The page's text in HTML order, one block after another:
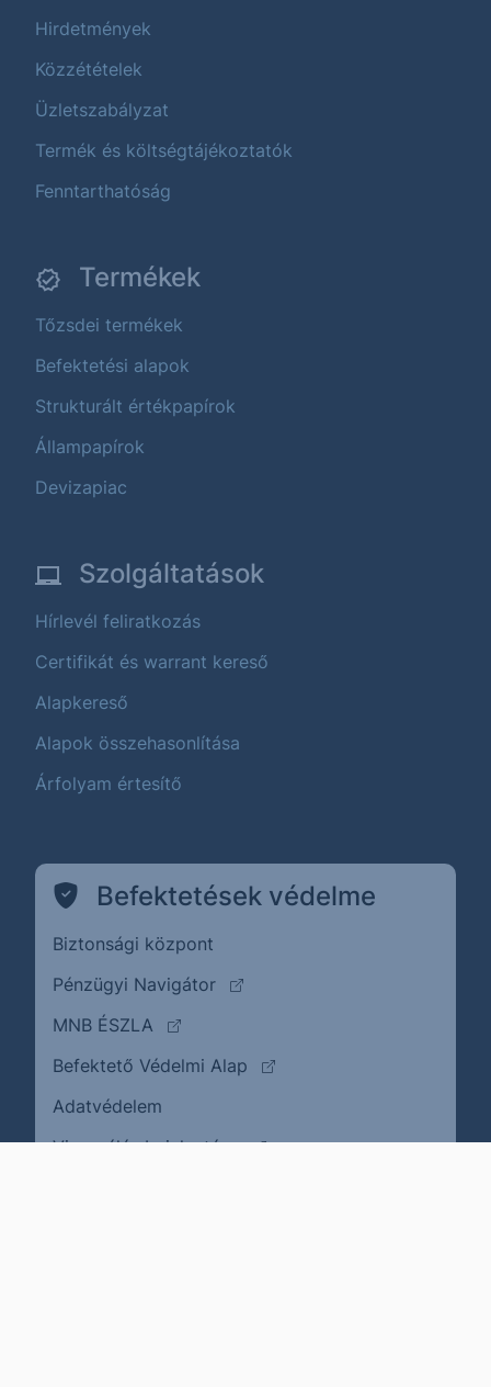
Hirdetmények
Közzétételek
Üzletszabályzat
Termék és költségtájékoztatók
Fenntarthatóság
Termékek
Tőzsdei termékek
Befektetési alapok
Strukturált értékpapírok
Állampapírok
Devizapiac
Szolgáltatások
Hírlevél feliratkozás
Certifikát és warrant kereső
Alapkereső
Alapok összehasonlítása
Árfolyam értesítő
Befektetések védelme
Biztonsági központ
Pénzügyi Navigátor
(külső oldalra ugrik)
MNB ÉSZLA
(külső oldalra ugrik)
Befektető Védelmi Alap
(külső oldalra ugrik)
Adatvédelem
Visszaélés bejelentése(külső oldalra ugrik)